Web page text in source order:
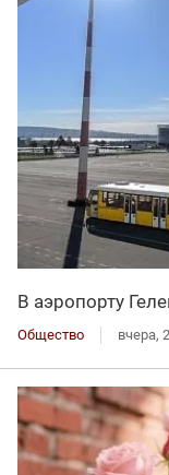
В аэропорту
Общество вчера,